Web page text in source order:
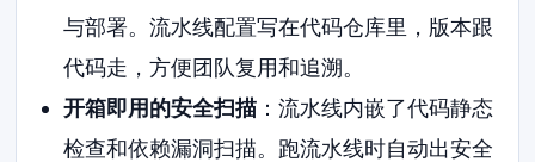
与部署。流水线配置写在代码仓库里，版本跟
代码走，方便团队复用和追溯。
开箱即用的安全扫描：流水线内嵌了代码静态
检查和依赖漏洞扫描。跑流水线时自动出安全